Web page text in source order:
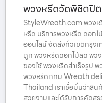
พวงหรีดวัดพิชิตปิ
StyleWreath.com พวง
หรีด บริการพวงหรีด ดอก
ออนไลน์ จัดส่งทั่วเขตกรุง
ถูก พวงหรีดดอกไม้สด พว
ของใช้ พวงหรีดสำเร็จรูป
พวงหรีดกทม Wreath
Thailand เราเชื่อมั่นว่าสิ
สวยงามและได้รับการคัด